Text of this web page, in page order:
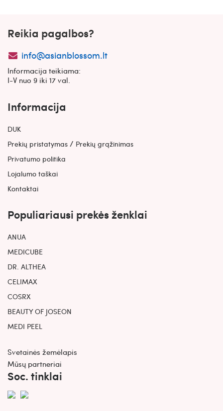
Reikia pagalbos?
info@asianblossom.lt
Informacija teikiama:
I-V nuo 9 iki 17 val.
Informacija
DUK
Prekių pristatymas / Prekių grąžinimas
Privatumo politika
Lojalumo taškai
Kontaktai
Populiariausi prekės ženklai
ANUA
MEDICUBE
DR. ALTHEA
CELIMAX
COSRX
BEAUTY OF JOSEON
MEDI PEEL
Svetainės žemėlapis
Mūsų partneriai
Soc. tinklai